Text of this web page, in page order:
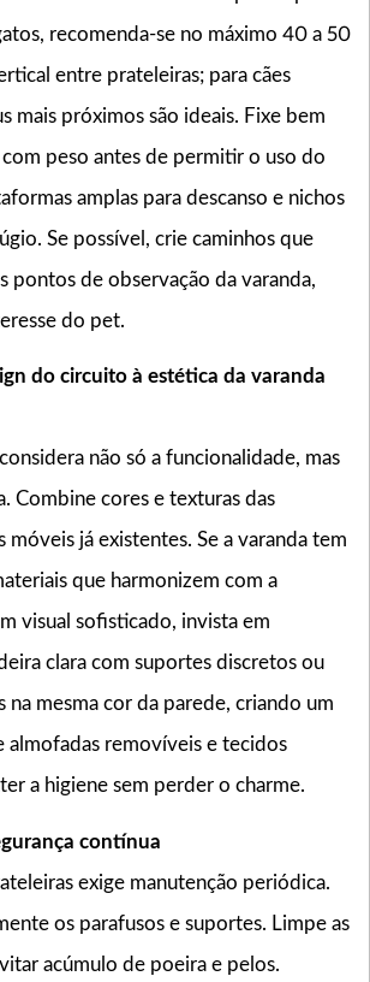
recomenda-se no máximo 40 a 50
entre prateleiras; para cães
mais próximos são ideais. Fixe bem
peso antes de permitir o uso do
amplas para descanso e nichos
Se possível, crie caminhos que
pontos de observação da varanda,
do pet.
do circuito à estética da varanda
não só a funcionalidade, mas
Combine cores e texturas das
móveis já existentes. Se a varanda tem
que harmonizem com a
visual sofisticado, invista em
clara com suportes discretos ou
na mesma cor da parede, criando um
almofadas removíveis e tecidos
a higiene sem perder o charme.
contínua
exige manutenção periódica.
os parafusos e suportes. Limpe as
acúmulo de poeira e pelos.